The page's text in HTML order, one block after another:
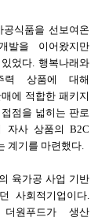
공식품을 선보여온
을 이어왔지만
었다. 행복나래와
력 상품에 대해
에 적합한 패키지
점을 넓히는 판로
자사 상품의
B2C
계기를 마련했다
육가공 사업 기반
사회적기업이다
더원푸드가 생산